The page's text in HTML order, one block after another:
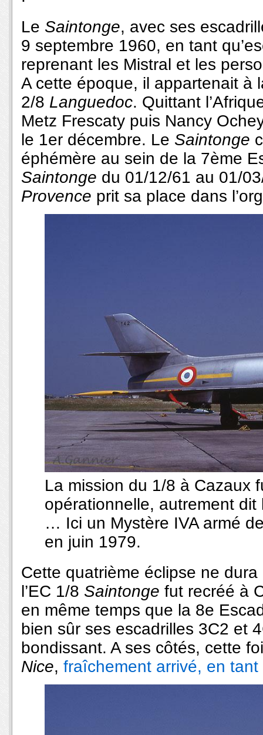
Le Saintonge, avec ses
9 septembre 1960, en tant
reprenant les Mistral et les
A cette époque, il appartenait à
2/8 Languedoc. Quittant
Metz Frescaty puis Nancy
le 1er décembre. Le Saintonge
éphémère au sein de la 7ème
Saintonge du 01/12/61 au 01/
Provence prit sa place dans
La mission du 1/8 à Cazaux
opérationnelle, autrement dit
… Ici un Mystère IVA armé
en juin 1979.
Cette quatrième éclipse ne
l’EC 1/8 Saintonge fut recréé à
en même temps que la 8e
bien sûr ses escadrilles 3C2 et
bondissant. A ses côtés, cette
Nice, fraîchement arrivé, en